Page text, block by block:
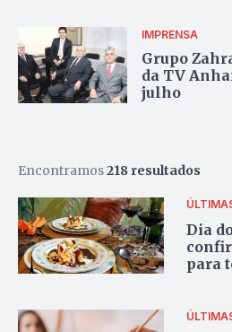
IMPRENSA
Grupo
da TV
julho
Encontramos218 resultados
Dia
para